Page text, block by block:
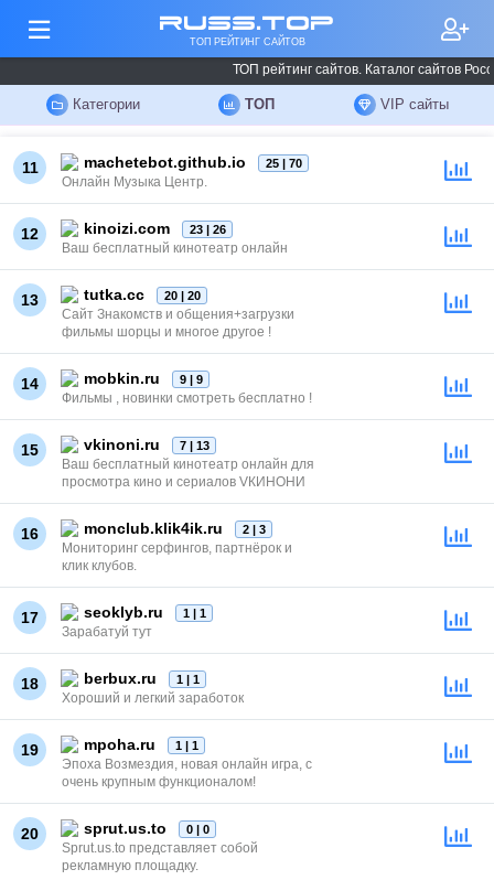
russ.top
ТОП РЕЙТИНГ САЙТОВ
ТОП рейтинг сайтов. Каталог сайтов
Категории ТОП VIP сайты
11 machetebot.github.io 25 | 70
Онлайн Музыка Центр.
12 kinoizi.com 23 | 26
Ваш бесплатный кинотеатр онлайн
13 tutka.cc 20 | 20
Сайт Знакомств и общения+загрузки
фильмы шорцы и многое другое !
14 mobkin.ru 9 | 9
Фильмы , новинки смотреть бесплатно !
15 vkinoni.ru 7 | 13
Ваш бесплатный кинотеатр онлайн для
просмотра кино и сериалов VКИНОНИ
16 monclub.klik4ik.ru 2 | 3
Мониторинг серфингов, партнёрок и
клик клубов.
17 seoklyb.ru 1 | 1
Зарабатуй тут
18 berbux.ru 1 | 1
Хороший и легкий заработок
19 mpoha.ru 1 | 1
Эпоха Возмездия, новая онлайн игра, с
очень крупным функционалом!
20 sprut.us.to 0 | 0
Sprut.us.to представляет собой
рекламную площадку.